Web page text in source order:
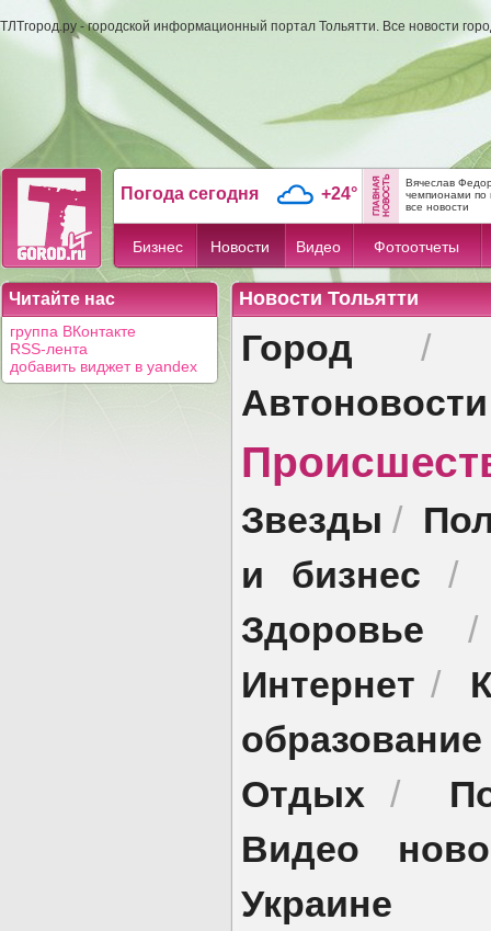
ТЛТгород.ру - городской информационный портал Тольятти. Все новости
Погода сегодня +24°
Вячеслав
чемпионами по
все новости
Бизнес Новости Видео Фотоотчеты
Читайте нас
группа ВКонтакте
RSS-лента
добавить виджет в yandex
Новости Тольятти
Город
Автоновости
Звезды /
и бизнес /
Здоровье
Интернет /
образование
Отдых /
Видео
Украине